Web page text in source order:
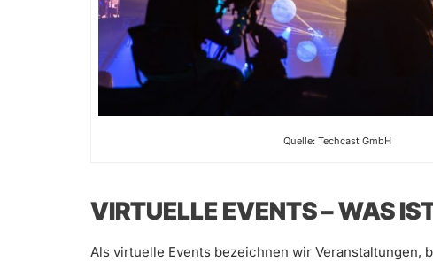
Quelle: Techcast GmbH
VIRTUELLE EVENTS – WAS
Als virtuelle Events bezeichnen wir Veranstaltungen,